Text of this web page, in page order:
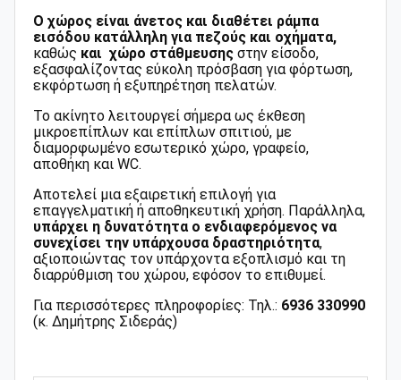
Ο χώρος είναι άνετος και διαθέτει ράμπα
εισόδου κατάλληλη για πεζούς και οχήματα,
καθώς και χώρο στάθμευσης στην είσοδο,
εξασφαλίζοντας εύκολη πρόσβαση για φόρτωση,
εκφόρτωση ή εξυπηρέτηση πελατών.
Το ακίνητο λειτουργεί σήμερα ως έκθεση
μικροεπίπλων και επίπλων σπιτιού, με
διαμορφωμένο εσωτερικό χώρο, γραφείο,
αποθήκη και WC.
Αποτελεί μια εξαιρετική επιλογή για
επαγγελματική ή αποθηκευτική χρήση. Παράλληλα,
υπάρχει η δυνατότητα ο ενδιαφερόμενος να
συνεχίσει την υπάρχουσα δραστηριότητα,
αξιοποιώντας τον υπάρχοντα εξοπλισμό και τη
διαρρύθμιση του χώρου, εφόσον το επιθυμεί.
Για περισσότερες πληροφορίες: Τηλ.: 6936 330990
(κ. Δημήτρης Σιδεράς)